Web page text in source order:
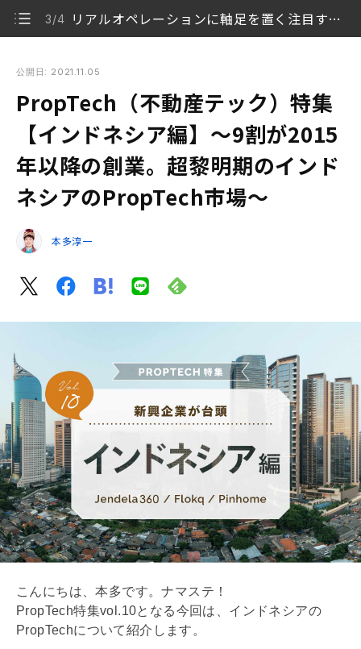
3/4 リアルオペレーションに軸足を置く注目すべきPropTech企業3社
2015年以降の創業。超黎明期のインドネシアのPropTech市
1/4
豊富な労働人口が後押し！ インドネシアの居住用不
動産市場
2/4 インドネシアの主要ポータルサイト
リアルオペレーションに軸足を置く注目すべき
公開日: 2021.11.05
PropTech（不動産テック）特集
【インドネシア編】〜9割が2015
年以降の創業。超黎明期のインド
ネシアのPropTech市場〜
本多淳一
こんにちは、本多です。ナマステ！
PropTech特集vol.10となる今回は、インドネシアの
PropTechについて紹介します。